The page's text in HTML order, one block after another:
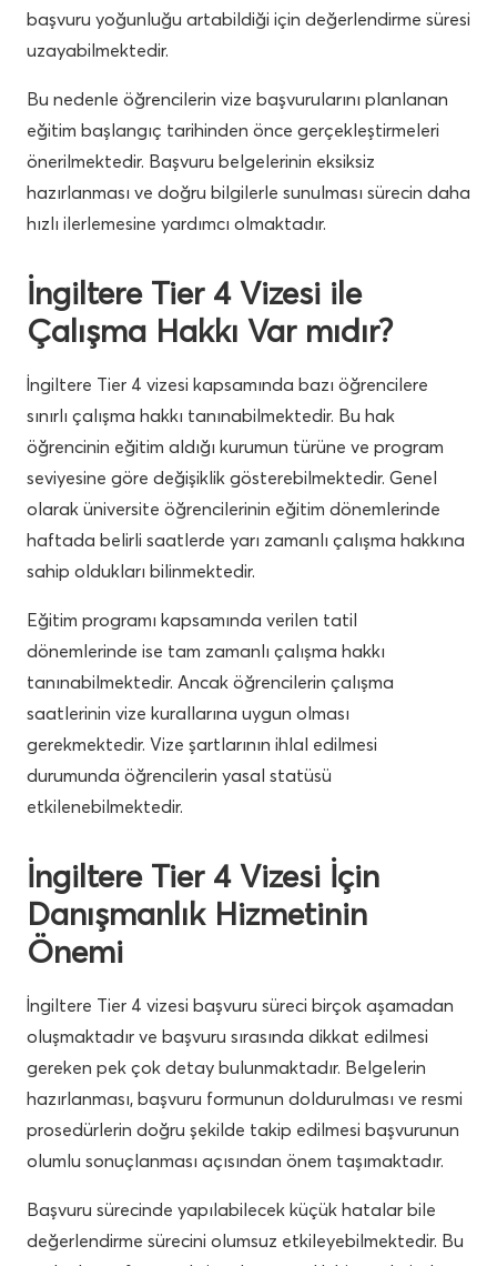
başvuru yoğunluğu artabildiği için değerlendirme süresi
uzayabilmektedir.
Bu nedenle öğrencilerin vize başvurularını planlanan
eğitim başlangıç tarihinden önce gerçekleştirmeleri
önerilmektedir. Başvuru belgelerinin eksiksiz
hazırlanması ve doğru bilgilerle sunulması sürecin daha
hızlı ilerlemesine yardımcı olmaktadır.
İngiltere Tier 4 Vizesi ile
Çalışma Hakkı Var mıdır?
İngiltere Tier 4 vizesi kapsamında bazı öğrencilere
sınırlı çalışma hakkı tanınabilmektedir. Bu hak
öğrencinin eğitim aldığı kurumun türüne ve program
seviyesine göre değişiklik gösterebilmektedir. Genel
olarak üniversite öğrencilerinin eğitim dönemlerinde
haftada belirli saatlerde yarı zamanlı çalışma hakkına
sahip oldukları bilinmektedir.
Eğitim programı kapsamında verilen tatil
dönemlerinde ise tam zamanlı çalışma hakkı
tanınabilmektedir. Ancak öğrencilerin çalışma
saatlerinin vize kurallarına uygun olması
gerekmektedir. Vize şartlarının ihlal edilmesi
durumunda öğrencilerin yasal statüsü
etkilenebilmektedir.
İngiltere Tier 4 Vizesi İçin
Danışmanlık Hizmetinin
Önemi
İngiltere Tier 4 vizesi başvuru süreci birçok aşamadan
oluşmaktadır ve başvuru sırasında dikkat edilmesi
gereken pek çok detay bulunmaktadır. Belgelerin
hazırlanması, başvuru formunun doldurulması ve resmi
prosedürlerin doğru şekilde takip edilmesi başvurunun
olumlu sonuçlanması açısından önem taşımaktadır.
Başvuru sürecinde yapılabilecek küçük hatalar bile
değerlendirme sürecini olumsuz etkileyebilmektedir. Bu